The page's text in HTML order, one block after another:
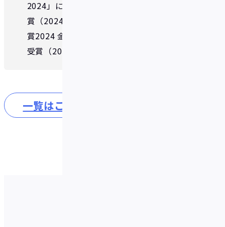
2024」にて『ベンチャーグランプリ』を受
賞（2024年11月）、
賞2024 金融イノベーション部門」第1位を
受賞（2025年2月）
一覧はこちら